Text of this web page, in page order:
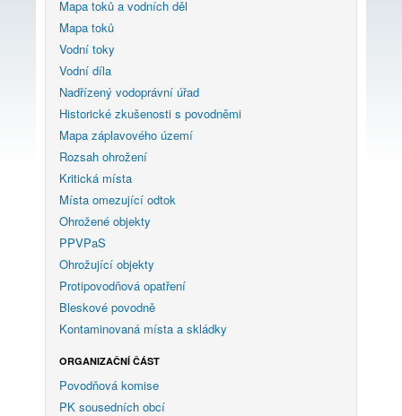
Mapa toků a vodních děl
Mapa toků
Vodní toky
Vodní díla
Nadřízený vodoprávní úřad
Historické zkušenosti s povodněmi
Mapa záplavového území
Rozsah ohrožení
Kritická místa
Místa omezující odtok
Ohrožené objekty
PPVPaS
Ohrožující objekty
Protipovodňová opatření
Bleskové povodně
Kontaminovaná místa a skládky
ORGANIZAČNÍ ČÁST
Povodňová komise
PK sousedních obcí